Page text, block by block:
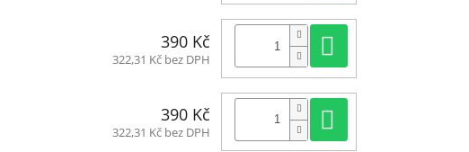
390 Kč
322,31 Kč bez DPH
390 Kč
322,31 Kč bez DPH